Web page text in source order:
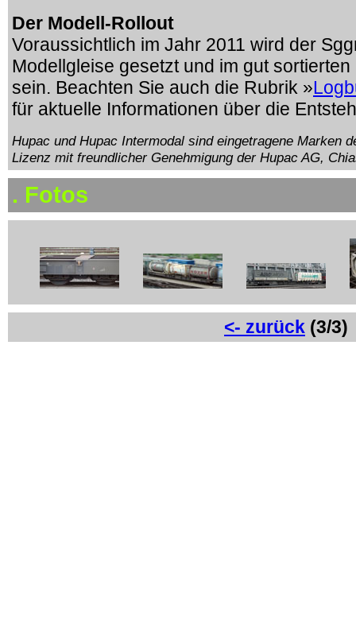
Der Modell-Rollout
Voraussichtlich im Jahr 2011 wird der
Modellgleise gesetzt und im gut sortierten
sein. Beachten Sie auch die Rubrik »
für aktuelle Informationen über die
Hupac und Hupac Intermodal sind eingetragene Marken
Lizenz mit freundlicher Genehmigung der Hupac AG,
. Fotos
<- zurück (3/3)